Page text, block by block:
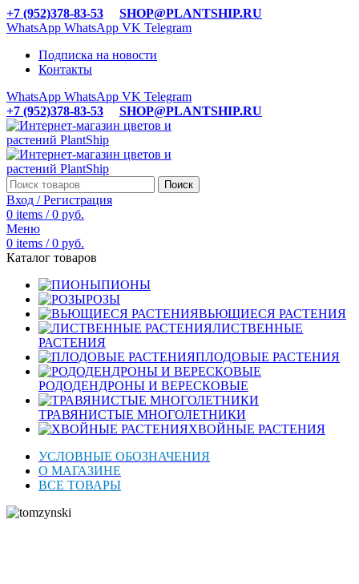
+7 (952)378-83-53
SHOP@PLANTSHIP.RU
WhatsApp WhatsApp VK Telegram
Подписка на новости
Контакты
WhatsApp WhatsApp VK Telegram
+7 (952)378-83-53
SHOP@PLANTSHIP.RU
Поиск
Вход / Регистрация
0 items / 0 руб.
Меню
0 items / 0 руб.
Каталог товаров
ПИОНЫ
РОЗЫ
ВЬЮЩИЕСЯ РАСТЕНИЯ
ЛИСТВЕННЫЕ
РАСТЕНИЯ
ПЛОДОВЫЕ РАСТЕНИЯ
РОДОДЕНДРОНЫ И ВЕРЕСКОВЫЕ
ТРАВЯНИСТЫЕ МНОГОЛЕТНИКИ
ХВОЙНЫЕ РАСТЕНИЯ
УСЛОВНЫЕ ОБОЗНАЧЕНИЯ
О МАГАЗИНЕ
ВСЕ ТОВАРЫ